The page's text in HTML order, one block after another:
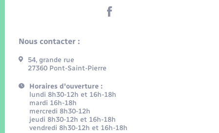
Nous contacter :
54, grande rue
27360 Pont-Saint-Pierre
Horaires d'ouverture :
lundi 8h30-12h et 16h-18h
mardi 16h-18h
mercredi 8h30-12h
jeudi 8h30-12h et 16h-18h
vendredi 8h30-12h et 16h-18h